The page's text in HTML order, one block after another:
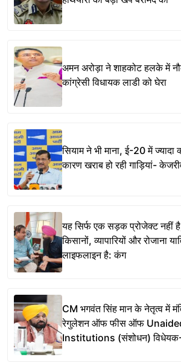
अमन अरोड़ा ने शाहकोट हलके में
कांग्रेसी विधायक लाडी को घेरा
सियाम ने भी माना, ई-20 में
कारण खराब हो रही गाड़ियां-
यह सिर्फ एक सड़क प्रोजेक्ट नहीं
किसानों, व्यापारियों और रोजाना
लाइफलाइन है: कंग
CM भगवंत सिंह मान के नेतृत्व में
रेगुलेशन ऑफ फीस ऑफ
Institutions (संशोधन)